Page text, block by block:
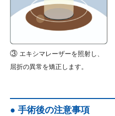
③ エキシマレーザーを照射し、
屈折の異常を矯正します。
● 手術後の注意事項